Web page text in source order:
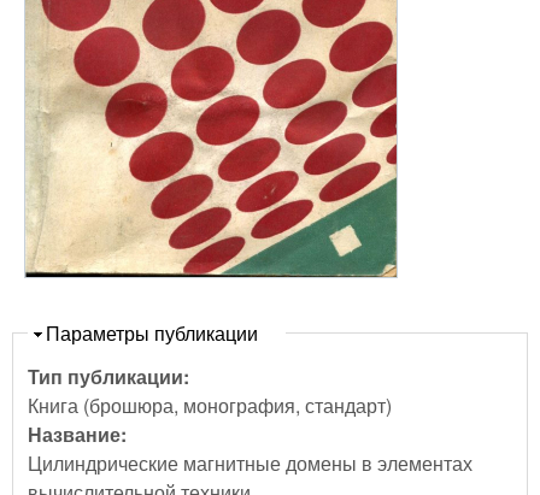
Скрыть
Параметры публикации
Тип публикации:
Книга (брошюра, монография, стандарт)
Название:
Цилиндрические магнитные домены в элементах